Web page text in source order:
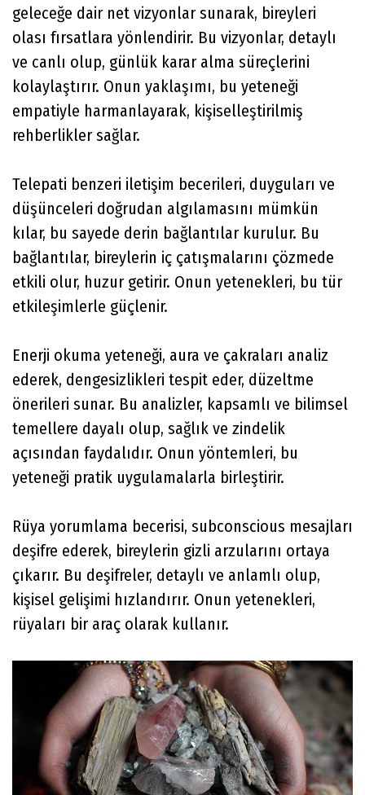
geleceğe dair net vizyonlar sunarak, bireyleri
olası fırsatlara yönlendirir. Bu vizyonlar, detaylı
ve canlı olup, günlük karar alma süreçlerini
kolaylaştırır. Onun yaklaşımı, bu yeteneği
empatiyle harmanlayarak, kişiselleştirilmiş
rehberlikler sağlar.
Telepati benzeri iletişim becerileri, duyguları ve
düşünceleri doğrudan algılamasını mümkün
kılar, bu sayede derin bağlantılar kurulur. Bu
bağlantılar, bireylerin iç çatışmalarını çözmede
etkili olur, huzur getirir. Onun yetenekleri, bu tür
etkileşimlerle güçlenir.
Enerji okuma yeteneği, aura ve çakraları analiz
ederek, dengesizlikleri tespit eder, düzeltme
önerileri sunar. Bu analizler, kapsamlı ve bilimsel
temellere dayalı olup, sağlık ve zindelik
açısından faydalıdır. Onun yöntemleri, bu
yeteneği pratik uygulamalarla birleştirir.
Rüya yorumlama becerisi, subconscious mesajları
deşifre ederek, bireylerin gizli arzularını ortaya
çıkarır. Bu deşifreler, detaylı ve anlamlı olup,
kişisel gelişimi hızlandırır. Onun yetenekleri,
rüyaları bir araç olarak kullanır.